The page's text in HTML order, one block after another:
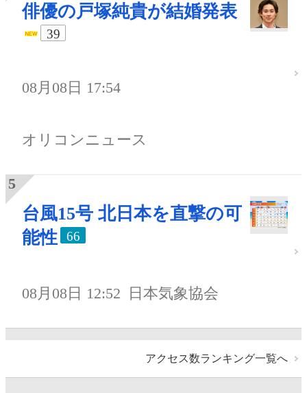
俳優の戸塚純貴が結婚発表
39
08月08日 17:54
オリコンニュース
台風15号 北日本を直撃の可
能性
66
08月08日 12:52 日本気象協会
アクセス数ランキング一覧へ